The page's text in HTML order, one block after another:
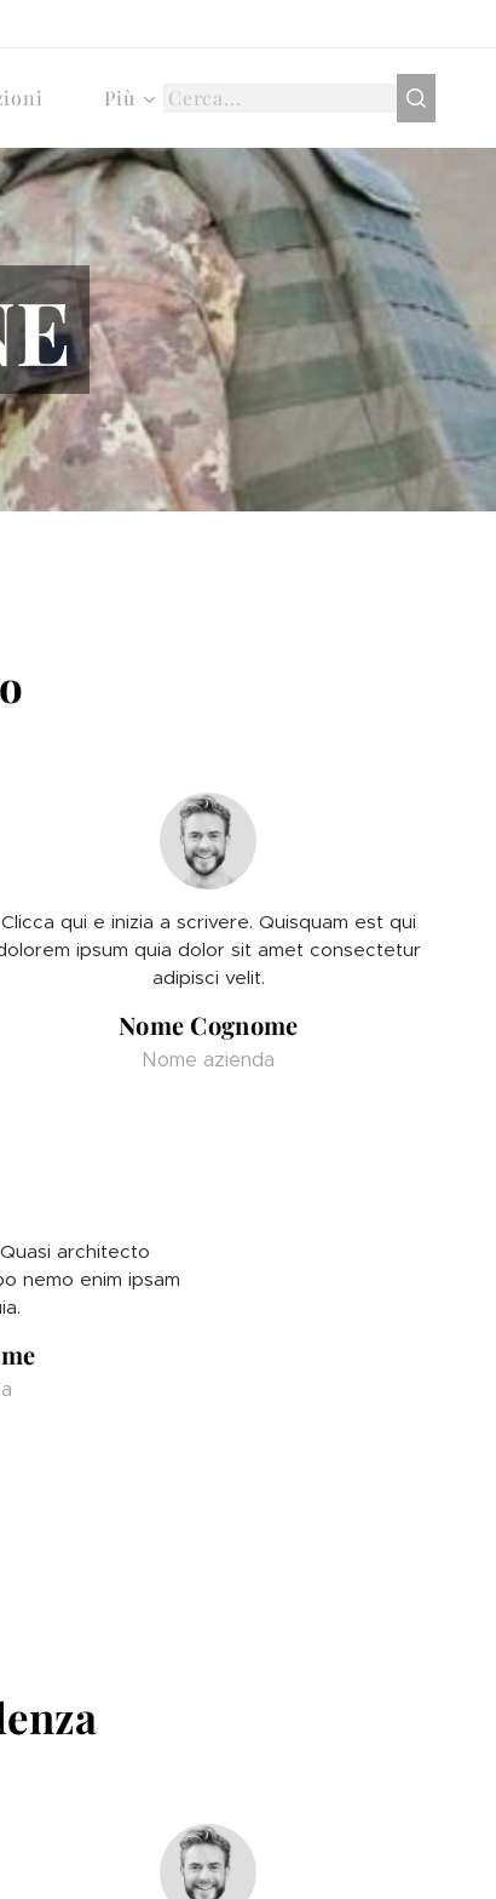
Più
Clicca qui e inizia a scrivere. Quisquam est qui
ipsum quia dolor sit amet consectetur
adipisci velit.
Nome Cognome
Nome azienda
architecto
nemo enim ipsam